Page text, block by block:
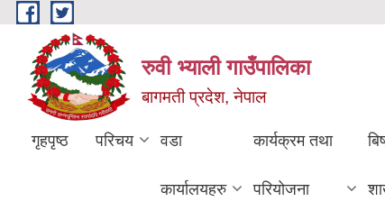
Skip to main content
रुवी भ्याली गाउँपालिका
बागमती प्रदेश, नेपाल
गृहपृष्ठ परिचय वडा
कार्यालयहरु
कार्यक्रम तथा
परियोजना